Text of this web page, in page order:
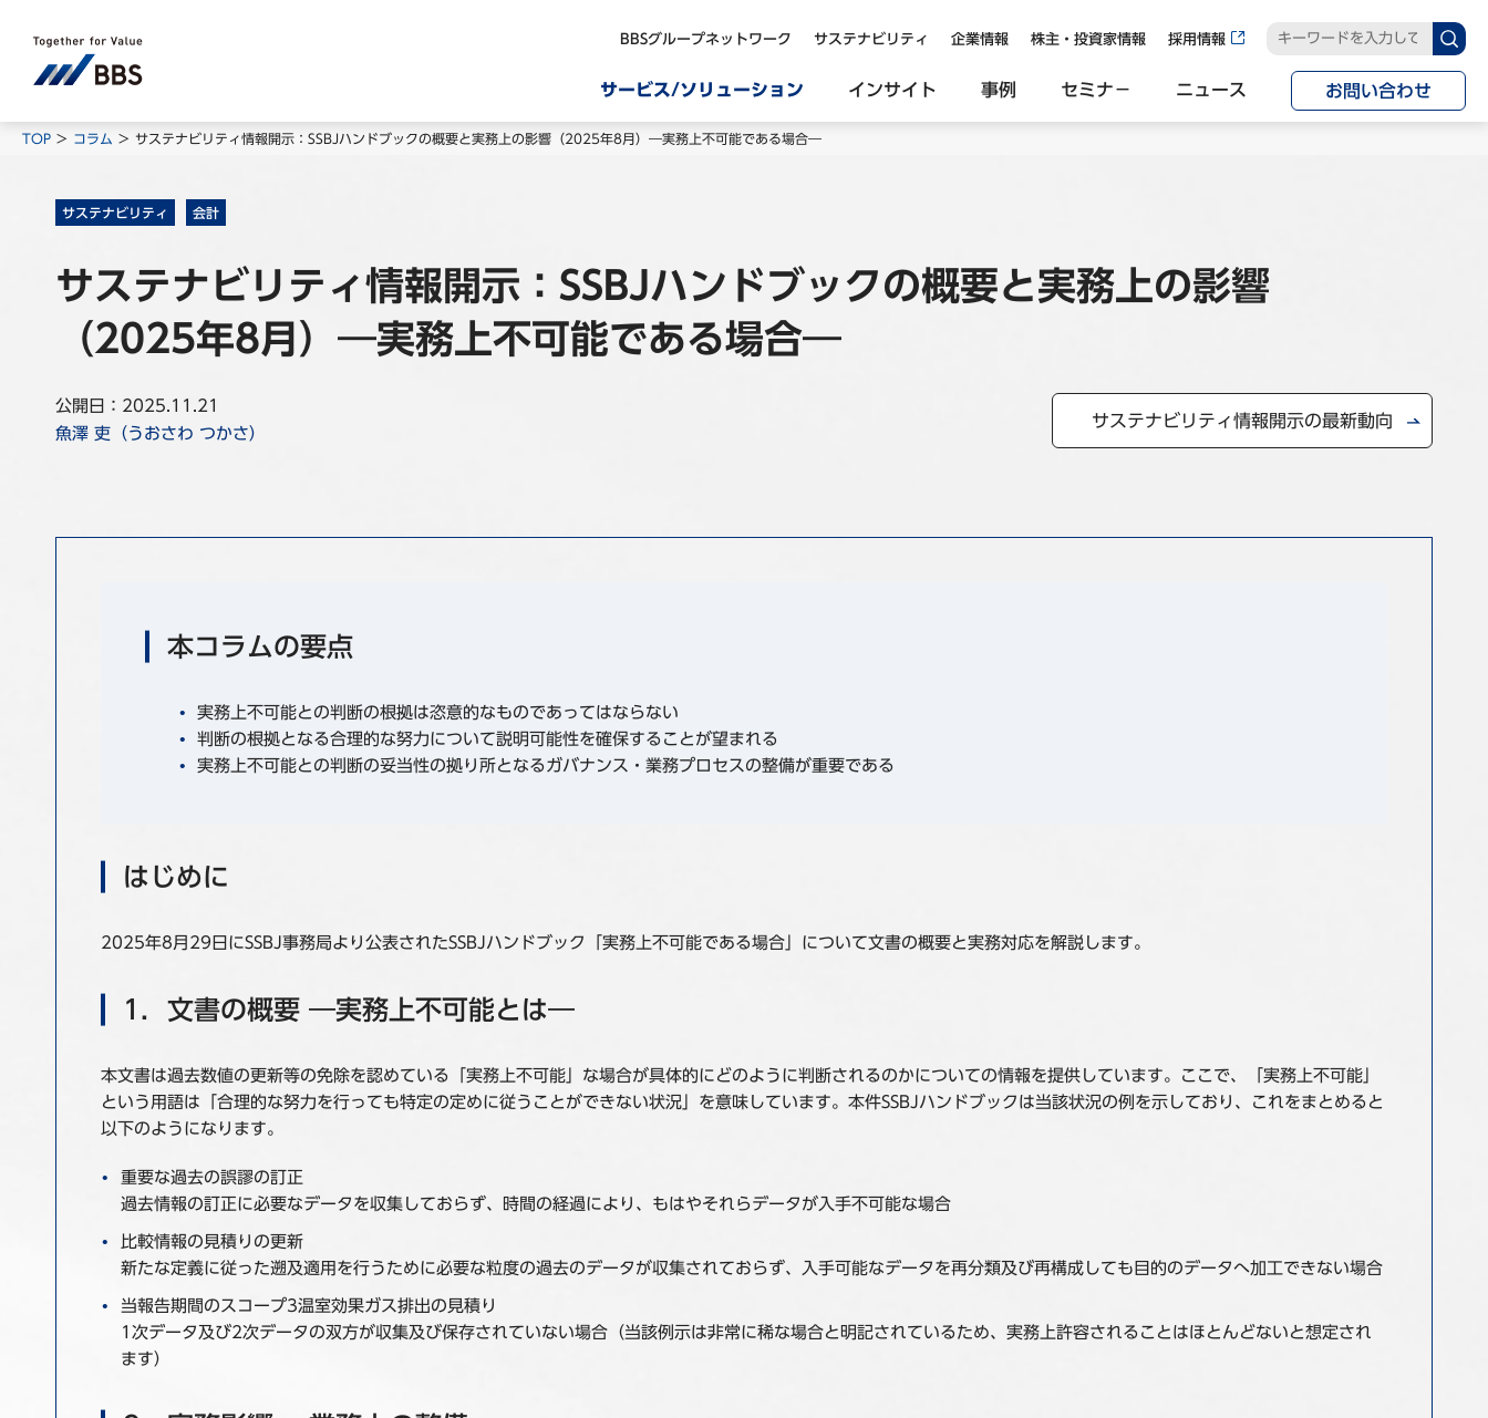
BBSグループネットワーク サステナビリティ 企業情報 株主・投資家情報 採用情報
サービス/ソリューション インサイト 事例 セミナ− ニュース お問い合わせ
TOP コラム サステナビリティ情報開示：SSBJハンドブックの概要と実務上の影響（2025年8月）―実務上不可能である場合―
サステナビリティ 会計
サステナビリティ情報開示：SSBJハンドブックの概要と実務上の影響
（2025年8月）―実務上不可能である場合―
公開日：2025.11.21
魚澤 吏（うおさわ つかさ）
サステナビリティ情報開示の最新動向
本コラムの要点
実務上不可能との判断の根拠は恣意的なものであってはならない
判断の根拠となる合理的な努力について説明可能性を確保することが望まれる
実務上不可能との判断の妥当性の拠り所となるガバナンス・業務プロセスの整備が重要である
はじめに
2025年8月29日にSSBJ事務局より公表されたSSBJハンドブック「実務上不可能である場合」について文書の概要と実務対応を解説します。
1．文書の概要 ―実務上不可能とは―
本文書は過去数値の更新等の免除を認めている「実務上不可能」な場合が具体的にどのように判断されるのかについての情報を提供しています。ここで、「実務上不可能」
という用語は「合理的な努力を行っても特定の定めに従うことができない状況」を意味しています。本件SSBJハンドブックは当該状況の例を示しており、これをまとめると
以下のようになります。
重要な過去の誤謬の訂正
過去情報の訂正に必要なデータを収集しておらず、時間の経過により、もはやそれらデータが入手不可能な場合
比較情報の見積りの更新
新たな定義に従った遡及適用を行うために必要な粒度の過去のデータが収集されておらず、入手可能なデータを再分類及び再構成しても目的のデータへ加工できない場合
当報告期間のスコープ3温室効果ガス排出の見積り
1次データ及び2次データの双方が収集及び保存されていない場合（当該例示は非常に稀な場合と明記されているため、実務上許容されることはほとんどないと想定され
ます）